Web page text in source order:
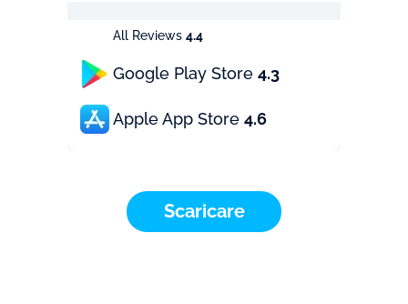
All Reviews 4.4
Google Play Store 4.3
Apple App Store 4.6
Scaricare